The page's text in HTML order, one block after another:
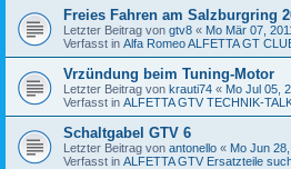
Freies Fahren am Salzburgring
Letzter Beitrag von gtv8 « Mo Mär 07,
Verfasst in Alfa Romeo ALFETTA GT
Vrzündung beim Tuning-Motor
Letzter Beitrag von krauti74 « Mo Jul 05,
Verfasst in ALFETTA GTV TECHNIK-
Schaltgabel GTV 6
Letzter Beitrag von antonello « Mo Jun
Verfasst in ALFETTA GTV Ersatzteile